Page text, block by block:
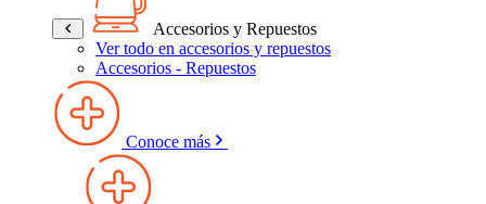
Accesorios y Repuestos
Ver todo en accesorios y repuestos
Accesorios - Repuestos
Conoce más